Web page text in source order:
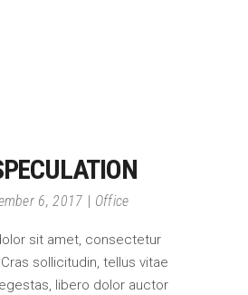
6, 2017 Office
sit amet, consectetur
sollicitudin, tellus vitae
libero dolor auctor